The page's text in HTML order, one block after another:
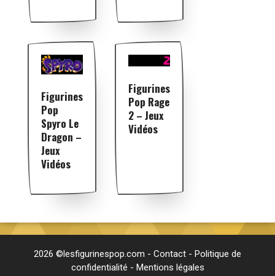
Figurines
Pop
Spyro Le
Dragon –
Jeux
Vidéos
Figurines
Pop Rage
2 – Jeux
Vidéos
2026 ©lesfigurinespop.com - Contact - Politique de
confidentialité - Mentions légales